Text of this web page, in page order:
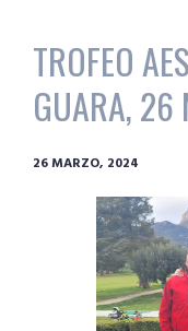
TROFEO
GUARA,
26 MARZO, 2024